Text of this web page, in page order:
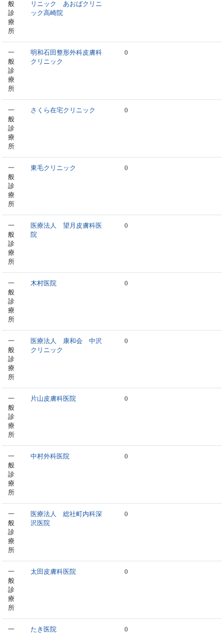
般
診
療
所
リニック あおばクリニ
ック高崎院
一
般
診
療
所
明和石田整形外科皮膚科
クリニック
0
一
般
診
療
所
さくら在宅クリニック 0
一
般
診
療
所
東毛クリニック 0
一
般
診
療
所
医療法人 望月皮膚科医
院
0
一
般
診
療
所
木村医院 0
一
般
診
療
所
医療法人 康和会 中沢
クリニック
0
一
般
診
療
所
片山皮膚科医院 0
一
般
診
療
所
中村外科医院 0
一
般
診
療
所
医療法人 総社町内科深
沢医院
0
一
般
診
療
所
太田皮膚科医院 0
一
たき医院 0